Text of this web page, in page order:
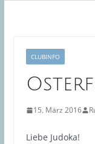
CLUBINFO
15. März 2016
Liebe Judoka!